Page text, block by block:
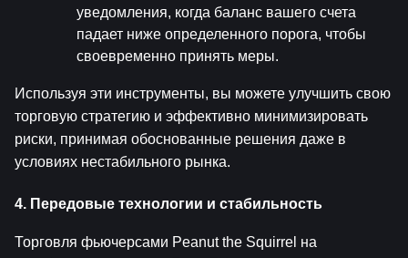
уведомления, когда баланс вашего счета
падает ниже определенного порога, чтобы
своевременно принять меры.
Используя эти инструменты, вы можете улучшить свою
торговую стратегию и эффективно минимизировать
риски, принимая обоснованные решения даже в
условиях нестабильного рынка.
4. Передовые технологии и стабильность
Торговля фьючерсами Peanut the Squirrel на